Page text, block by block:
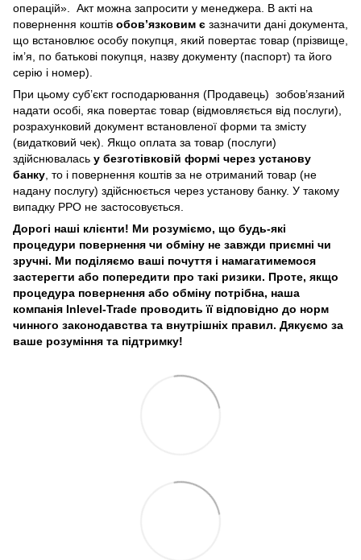
операцій». Акт можна запросити у менеджера. В акті на
повернення коштів обов’язковим є зазначити дані документа,
що встановлює особу покупця, який повертає товар (прізвище,
ім’я, по батькові покупця, назву документу (паспорт) та його
серію і номер).
При цьому суб’єкт господарювання (Продавець) зобов’язаний
надати особі, яка повертає товар (відмовляється від послуги),
розрахунковий документ встановленої форми та змісту
(видатковий чек). Якщо оплата за товар (послуги)
здійснювалась у безготівковій формі через установу
банку, то і повернення коштів за не отриманий товар (не
надану послугу) здійснюється через установу банку. У такому
випадку РРО не застосовується.
Дорогі наші клієнти! Ми розуміємо, що будь-які
процедури повернення чи обміну не завжди приємні чи
зручні. Ми поділяємо ваші почуття і намагатимемося
застерегти або попередити про такі ризики. Проте, якщо
процедура повернення або обміну потрібна, наша
компанія Inlevel-Trade проводить її відповідно до норм
чинного законодавства та внутрішніх правил. Дякуємо за
ваше розуміння та підтримку!